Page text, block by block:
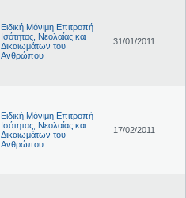
Ειδική Μόνιμη Επιτροπή
Ισότητας, Νεολαίας και
Δικαιωμάτων του
Ανθρώπου
31/01/2011
Ειδική Μόνιμη Επιτροπή
Ισότητας, Νεολαίας και
Δικαιωμάτων του
Ανθρώπου
17/02/2011